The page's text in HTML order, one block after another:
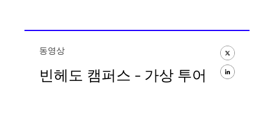
전문성 및 리소스
동영상
빈헤도 캠퍼스 - 가상 투어